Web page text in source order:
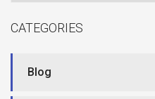
CATEGORIES
Blog